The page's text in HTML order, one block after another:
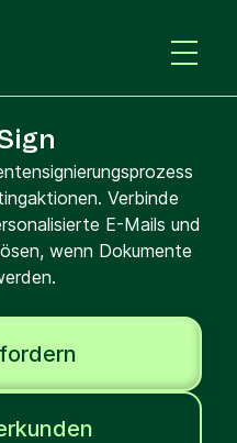
Verbinde
E-Mails und
wenn Dokumente